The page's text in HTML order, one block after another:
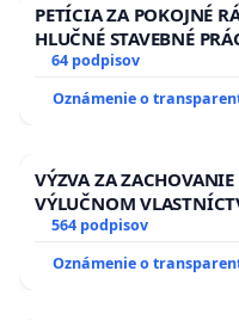
PETÍCIA ZA POKOJNÉ
HLUČNÉ STAVEBNÉ
13.00 HOD., CEZ
ĎUMBIERSKEJ/MAGU
64 podpisov
Oznámenie o
VÝZVA ZA
VÝLUČNOM
SLOVENSKEJ
kanálov na Slovensku
564 podpisov
Oznámenie o